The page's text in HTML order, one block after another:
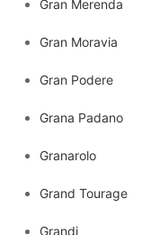
Gran Merenda
Gran Moravia
Gran Podere
Grana Padano
Granarolo
Grand Tourage
Grandi